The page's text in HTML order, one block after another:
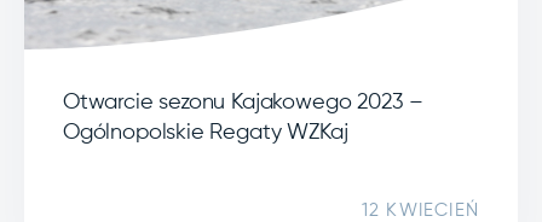
Otwarcie sezonu Kajakowego 2023 –
Ogólnopolskie Regaty WZKaj
12 KWIECIEŃ